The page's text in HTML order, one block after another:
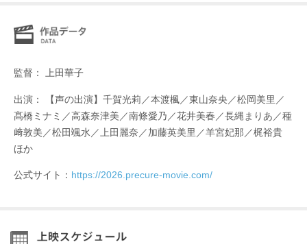
監督： 上⽥華⼦
出演： 【声の出演】千賀光莉／本渡楓／東山奈央／松岡美⾥／
髙橋ミナミ／⾼森奈津美／南條愛乃／花井美春／⻑縄まりあ／種
﨑敦美／松⽥颯⽔／上⽥麗奈／加藤英美⾥／⽺宮妃那／梶裕貴
ほか
公式サイト： https://2026.precure-movie.com/